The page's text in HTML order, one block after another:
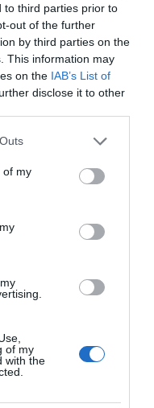
to third parties prior to
out of the further
by third parties on the
This information may
on the IAB’s List of
disclose it to other
one or more Google
You may click to
its third-party tags to
in below Google
of my
of my
with the
να ξεφλουδίζεις
το σκόρδο – Το
πρέπει να ξέρει
εικόνα, έχοντας
τον Παύλο